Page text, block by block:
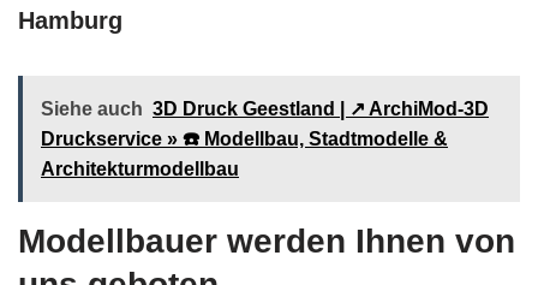
Hamburg
Siehe auch 3D Druck Geestland | ↗️ ArchiMod-3D
Druckservice » ☎️ Modellbau, Stadtmodelle &
Architekturmodellbau
Modellbauer werden Ihnen von